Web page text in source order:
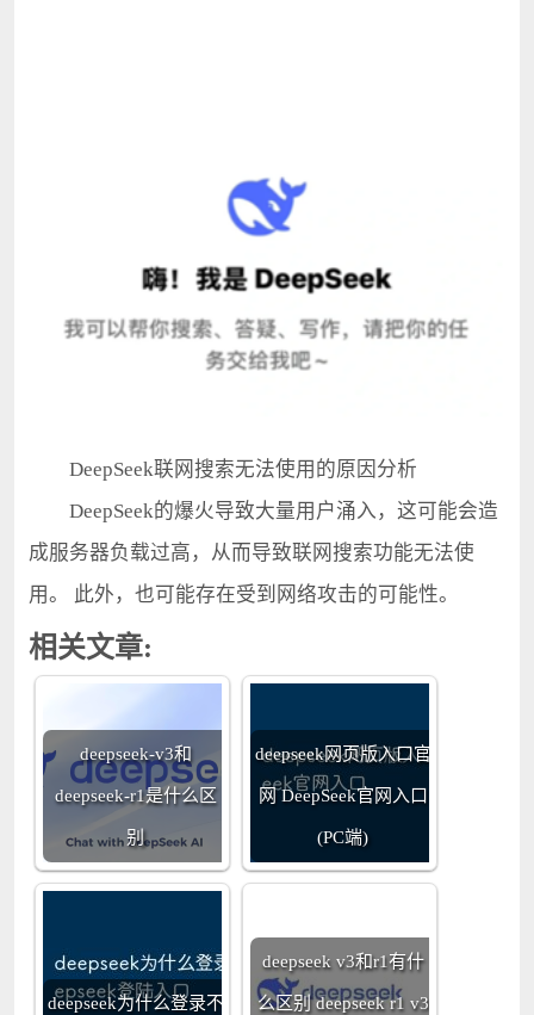
DeepSeek联网搜索无法使用的原因分析
DeepSeek的爆火导致大量用户涌入，这可能会造
成服务器负载过高，从而导致联网搜索功能无法使
用。 此外，也可能存在受到网络攻击的可能性。
相关文章:
deepseek-v3和
deepseek-r1是什么区
别
deepseek网页版入口官
网 DeepSeek官网入口
(PC端)
deepseek为什么登录不
deepseek v3和r1有什
么区别 deepseek r1 v3